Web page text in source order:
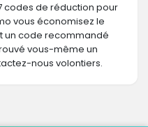
codes de réduction pour
vous économisez le
un code recommandé
vous-même un
nous volontiers.